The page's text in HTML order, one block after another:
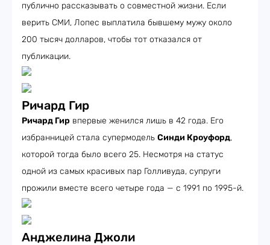
публично рассказывать о совместной жизни. Если
верить СМИ, Лопес выплатила бывшему мужу около
200 тысяч долларов, чтобы тот отказался от
публикации.
Ричард Гир
Ричард Гир впервые женился лишь в 42 года. Его
избранницей стала супермодель Синди Кроуфорд,
которой тогда было всего 25. Несмотря на статус
одной из самых красивых пар Голливуда, супруги
прожили вместе всего четыре года — с 1991 по 1995-й.
Анджелина Джоли